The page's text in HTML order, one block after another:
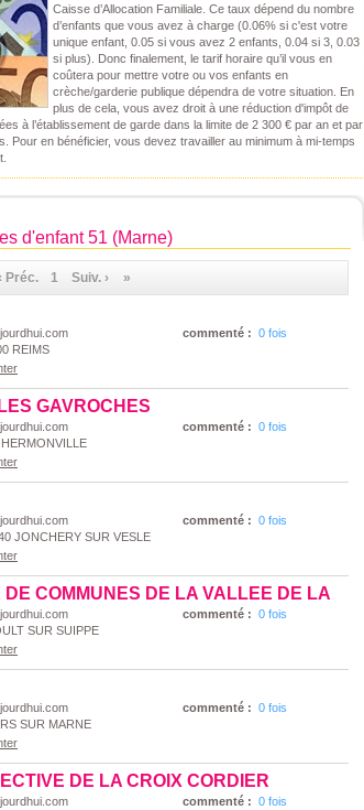
Caisse d’Allocation Familiale. Ce taux dépend du nombre
d’enfants que vous avez à charge (0.06% si c'est votre
unique enfant, 0.05 si vous avez 2 enfants, 0.04 si 3, 0.03
si plus). Donc finalement, le tarif horaire qu’il vous en
coûtera pour mettre votre ou vos enfants en
crèche/garderie publique dépendra de votre situation. En
plus de cela, vous avez droit à une réduction d'impôt de
à l’établissement de garde dans la limite de 2 300 € par an et par
Pour en bénéficier, vous devez travailler au minimum à mi-temps
d'enfant 51 (Marne)
Préc. 1 Suiv. › »
commenté : 0 fois
REIMS
GAVROCHES
commenté : 0 fois
commenté : 0 fois
JONCHERY SUR VESLE
DE COMMUNES DE LA VALLEE DE LA
commenté : 0 fois
SUR SUIPPE
commenté : 0 fois
SUR MARNE
DE LA CROIX CORDIER
commenté : 0 fois